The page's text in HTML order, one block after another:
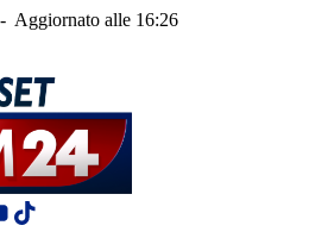
- Aggiornato alle 16:26